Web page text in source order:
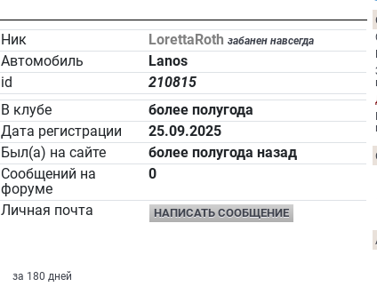
Ник
LorettaRoth забанен навсегда
Автомобиль
Lanos
id
210815
В клубе
более полугода
Дата регистрации
25.09.2025
Был(а) на сайте
более полугода назад
Сообщений на
форуме
0
Личная почта НАПИСАТЬ СООБЩЕНИЕ
за 180 дней